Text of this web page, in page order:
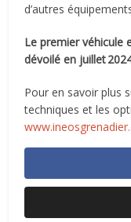
d’autres
Le premier véhicule
dévoilé en juillet
Pour en savoir plus
techniques et les